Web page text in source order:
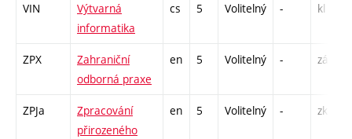
VIN
Výtvarná
informatika
cs 5 Volitelný - kl
ZPX
Zahraniční
odborná praxe
en 5 Volitelný - zá
ZPJa
Zpracování
přirozeného
en 5 Volitelný - zk